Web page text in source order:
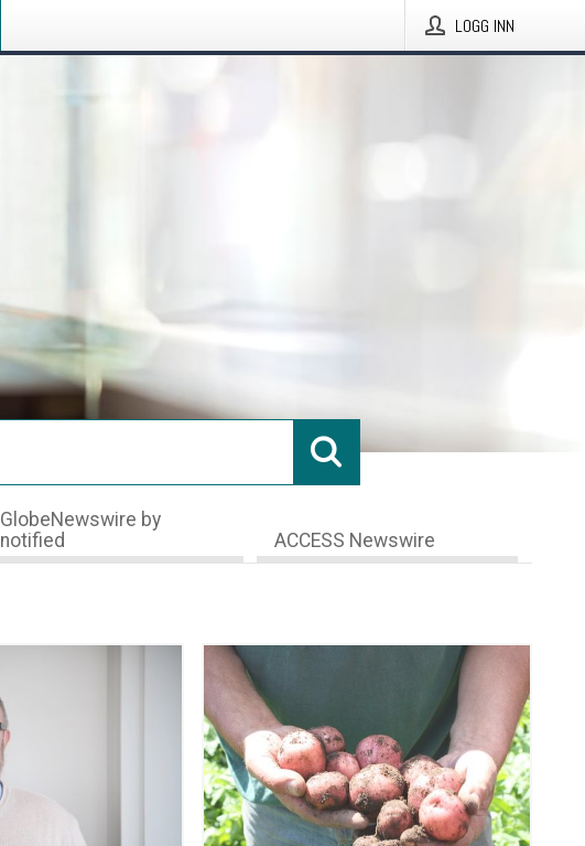
LOGG INN
GlobeNewswire by
notified
ACCESS Newswire